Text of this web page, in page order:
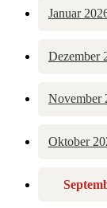
Januar
Dezember
November
Oktober